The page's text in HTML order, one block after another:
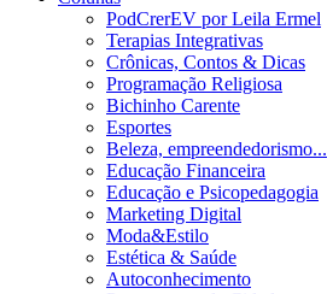
PodCrerEV por Leila Ermel
Terapias Integrativas
Crônicas, Contos & Dicas
Programação Religiosa
Bichinho Carente
Esportes
Beleza, empreendedorismo...
Educação Financeira
Educação e Psicopedagogia
Marketing Digital
Moda&Estilo
Estética & Saúde
Autoconhecimento